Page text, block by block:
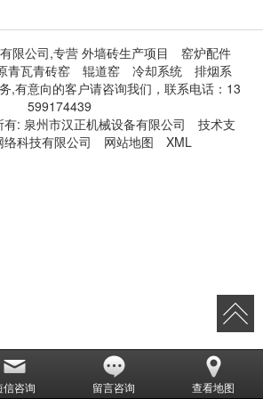
限公司,专营 外墙砖生产项目
窑炉配件
青瓦青砖窑 辊道窑 冷却系统
排烟系
,有意向的客户请咨询我们，联系电话： 13
599174439
有: 泉州市汉正机械设备有限公司
技术支
络科技有限公司 网站地图 XML
信咨询 留言咨询 查看地图